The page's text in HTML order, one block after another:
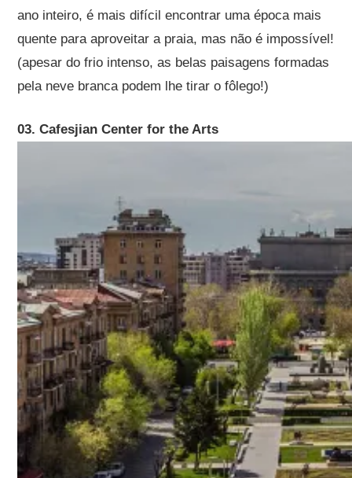
ano inteiro, é mais difícil encontrar uma época mais
quente para aproveitar a praia, mas não é impossível!
(apesar do frio intenso, as belas paisagens formadas
pela neve branca podem lhe tirar o fôlego!)
03. Cafesjian Center for the Arts